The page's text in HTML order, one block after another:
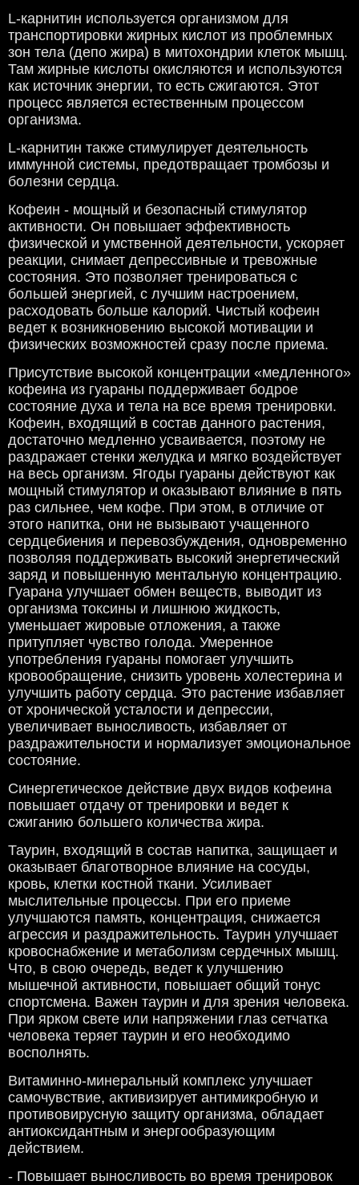
L-карнитин используется организмом для
транспортировки жирных кислот из проблемных
зон тела (депо жира) в митохондрии клеток мышц.
Там жирные кислоты окисляются и используются
как источник энергии, то есть сжигаются. Этот
процесс является естественным процессом
организма.
L-карнитин также стимулирует деятельность
иммунной системы, предотвращает тромбозы и
болезни сердца.
Кофеин - мощный и безопасный стимулятор
активности. Он повышает эффективность
физической и умственной деятельности, ускоряет
реакции, снимает депрессивные и тревожные
состояния. Это позволяет тренироваться с
большей энергией, с лучшим настроением,
расходовать больше калорий. Чистый кофеин
ведет к возникновению высокой мотивации и
физических возможностей сразу после приема.
Присутствие высокой концентрации «медленного»
кофеина из гуараны поддерживает бодрое
состояние духа и тела на все время тренировки.
Кофеин, входящий в состав данного растения,
достаточно медленно усваивается, поэтому не
раздражает стенки желудка и мягко воздействует
на весь организм. Ягоды гуараны действуют как
мощный стимулятор и оказывают влияние в пять
раз сильнее, чем кофе. При этом, в отличие от
этого напитка, они не вызывают учащенного
сердцебиения и перевозбуждения, одновременно
позволяя поддерживать высокий энергетический
заряд и повышенную ментальную концентрацию.
Гуарана улучшает обмен веществ, выводит из
организма токсины и лишнюю жидкость,
уменьшает жировые отложения, а также
притупляет чувство голода. Умеренное
употребления гуараны помогает улучшить
кровообращение, снизить уровень холестерина и
улучшить работу сердца. Это растение избавляет
от хронической усталости и депрессии,
увеличивает выносливость, избавляет от
раздражительности и нормализует эмоциональное
состояние.
Синергетическое действие двух видов кофеина
повышает отдачу от тренировки и ведет к
сжиганию большего количества жира.
Таурин, входящий в состав напитка, защищает и
оказывает благотворное влияние на сосуды,
кровь, клетки костной ткани. Усиливает
мыслительные процессы. При его приеме
улучшаются память, концентрация, снижается
агрессия и раздражительность. Таурин улучшает
кровоснабжение и метаболизм сердечных мышц.
Что, в свою очередь, ведет к улучшению
мышечной активности, повышает общий тонус
спортсмена. Важен таурин и для зрения человека.
При ярком свете или напряжении глаз сетчатка
человека теряет таурин и его необходимо
восполнять.
Витаминно-минеральный комплекс улучшает
самочувствие, активизирует антимикробную и
противовирусную защиту организма, обладает
антиоксидантным и энергообразующим
действием.
- Повышает выносливость во время тренировок